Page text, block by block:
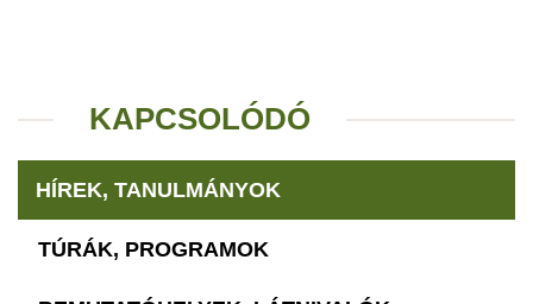
KAPCSOLÓDÓ
HÍREK, TANULMÁNYOK
TÚRÁK, PROGRAMOK